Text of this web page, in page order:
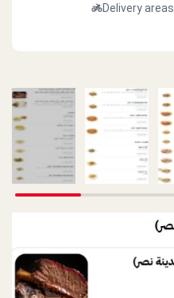
Delivery areas